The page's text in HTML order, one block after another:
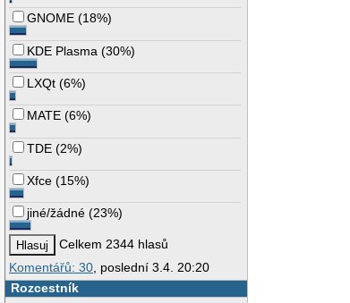
GNOME (18%)
KDE Plasma (30%)
LXQt (6%)
MATE (6%)
TDE (2%)
Xfce (15%)
jiné/žádné (23%)
Celkem 2344 hlasů
Komentářů: 30 , poslední 3.4. 20:20
Rozcestník